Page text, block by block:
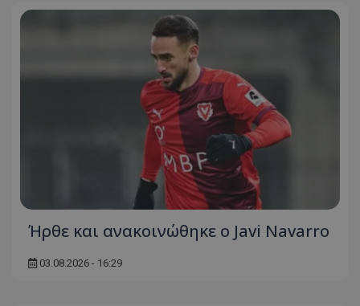
Ήρθε και ανακοινώθηκε ο Javi Navarro
03.08.2026 - 16:29